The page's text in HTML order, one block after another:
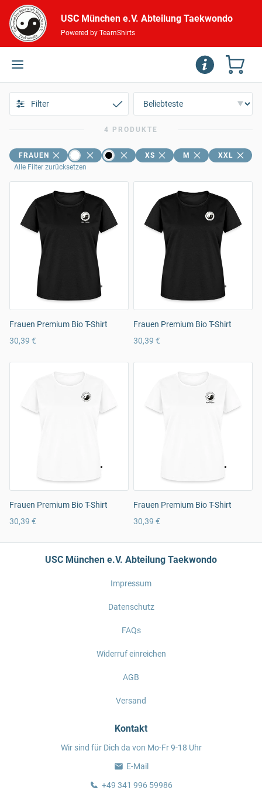
USC München e.V. Abteilung Taekwondo
Powered by TeamShirts
Filter
4 PRODUKTE
FRAUEN XS M
XXL
Alle Filter zurücksetzen
Frauen Premium Bio T-Shirt
30,39 €
Frauen Premium Bio T-Shirt
30,39 €
Frauen Premium Bio T-Shirt
30,39 €
Frauen Premium Bio T-Shirt
30,39 €
USC München e.V. Abteilung Taekwondo
Impressum
Datenschutz
FAQs
Widerruf einreichen
AGB
Versand
Kontakt
Wir sind für Dich da von Mo-Fr 9-18 Uhr
E-Mail
+49 341 996 59986